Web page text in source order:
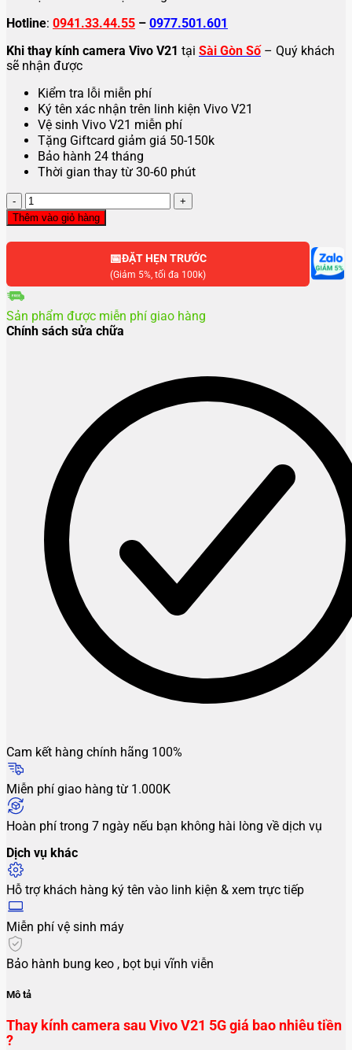
Hotline: 0941.33.44.55 – 0977.501.601
Khi thay kính camera Vivo V21 tại Sài Gòn Số– Quý khách
sẽ nhận được
Kiểm tra lỗi miễn phí
Ký tên xác nhận trên linh kiện Vivo V21
Vệ sinh Vivo V21 miễn phí
Tặng Giftcard giảm giá 50-150k
Bảo hành 24 tháng
Thời gian thay từ 30-60 phút
Thay
kính
camera
Vivo
số
Thêm vào giỏ hàng
📅ĐẶT HẸN TRƯỚC
(Giảm 5%, tối đa 100k)
Sản phẩm được miễn phí giao hàng
Chính sách sửa chữa
Cam kết hàng chính hãng 100%
Miễn phí giao hàng từ 1.000K
Hoàn phí trong 7 ngày nếu bạn không hài lòng về dịch vụ
Dịch vụ khác
Hỗ trợ khách hàng ký tên vào linh kiện & xem trực tiếp
Miễn phí vệ sinh máy
Bảo hành bung keo , bọt bụi vĩnh viễn
Mô tả
Thay kính camera sau Vivo V21 5G giá bao nhiêu tiền
?